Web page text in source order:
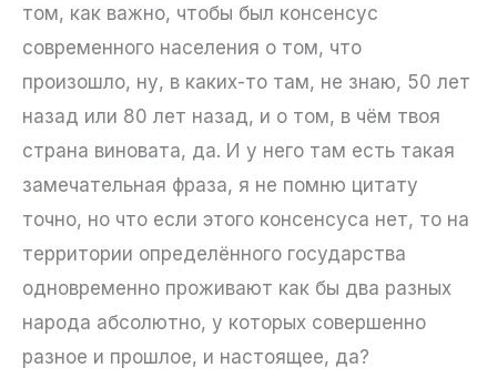
том, как важно, чтобы был консенсус
современного населения о том, что
произошло, ну, в каких-то там, не знаю, 50 лет
назад или 80 лет назад, и о том, в чём твоя
страна виновата, да. И у него там есть такая
замечательная фраза, я не помню цитату
точно, но что если этого консенсуса нет, то на
территории определённого государства
одновременно проживают как бы два разных
народа абсолютно, у которых совершенно
разное и прошлое, и настоящее, да?